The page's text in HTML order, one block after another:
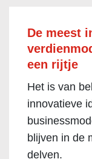
De meest
een rijtje
Het is van
innovatieve
blijven in de
delven.